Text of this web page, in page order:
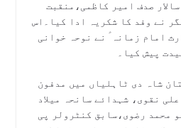
صدف امیر کاظمی،منقبت
نے وفد کا شکریہ ادا کیا۔اس
امام زمانہ ؑ نے نوحہ خوانی
پیش کیا۔
شاہ دی ٹاہلیاں میں مدفون
نقوی، شہدائے سانحہ میلاد
محمد رضوی،سابق کنٹرولر پی